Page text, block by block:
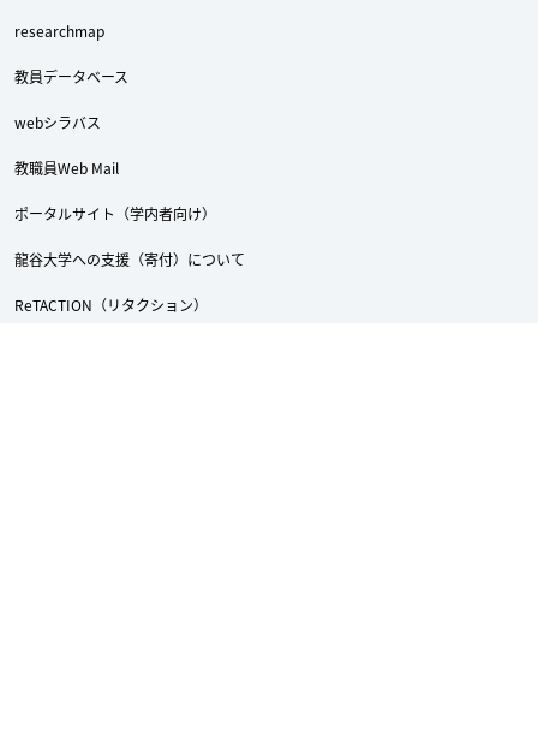
researchmap
教員データベース
webシラバス
教職員Web Mail
ポータルサイト（学内者向け）
龍谷大学への支援（寄付）について
ReTACTION（リタクション）